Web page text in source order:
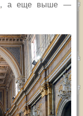
, а еще выше —